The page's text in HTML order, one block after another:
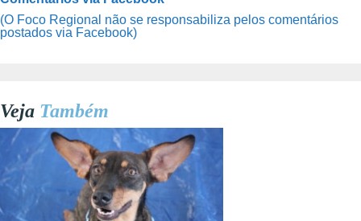
(O Foco Regional não se responsabiliza pelos comentários
postados via Facebook)
Veja Também